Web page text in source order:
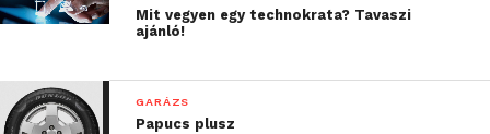
Mit vegyen egy technokrata? Tavaszi
ajánló!
GARÁZS
Papucs plusz